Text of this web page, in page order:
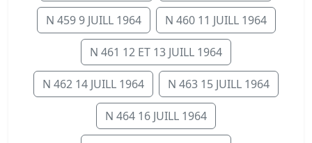
N 459 9 JUILL 1964 N 460 11 JUILL 1964
N 461 12 ET 13 JUILL 1964
N 462 14 JUILL 1964 N 463 15 JUILL 1964
N 464 16 JUILL 1964